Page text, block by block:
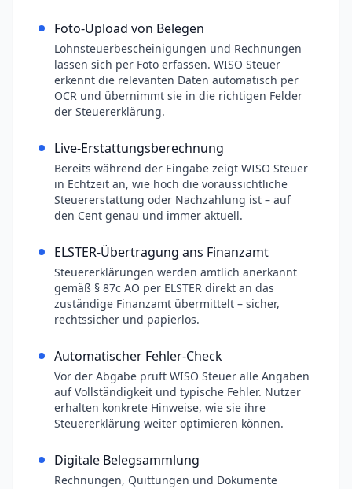
Foto-Upload von Belegen
Lohnsteuerbescheinigungen und Rechnungen
lassen sich per Foto erfassen. WISO Steuer
erkennt die relevanten Daten automatisch per
OCR und übernimmt sie in die richtigen Felder
der Steuererklärung.
Live-Erstattungsberechnung
Bereits während der Eingabe zeigt WISO Steuer
in Echtzeit an, wie hoch die voraussichtliche
Steuererstattung oder Nachzahlung ist – auf
den Cent genau und immer aktuell.
ELSTER-Übertragung ans Finanzamt
Steuererklärungen werden amtlich anerkannt
gemäß § 87c AO per ELSTER direkt an das
zuständige Finanzamt übermittelt – sicher,
rechtssicher und papierlos.
Automatischer Fehler-Check
Vor der Abgabe prüft WISO Steuer alle Angaben
auf Vollständigkeit und typische Fehler. Nutzer
erhalten konkrete Hinweise, wie sie ihre
Steuererklärung weiter optimieren können.
Digitale Belegsammlung
Rechnungen, Quittungen und Dokumente